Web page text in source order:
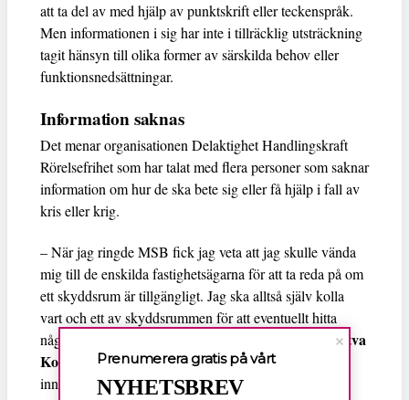
att ta del av med hjälp av punktskrift eller teckenspråk.
Men informationen i sig har inte i tillräcklig utsträckning
tagit hänsyn till olika former av särskilda behov eller
funktionsnedsättningar.
Information saknas
Det menar organisationen Delaktighet Handlingskraft
Rörelsefrihet som har talat med flera personer som saknar
information om hur de ska bete sig eller få hjälp i fall av
kris eller krig.
– När jag ringde MSB fick jag veta att jag skulle vända
mig till de enskilda fastighetsägarna för att ta reda på om
ett skyddsrum är tillgängligt. Jag ska alltså själv kolla
vart och ett av skyddsrummen för att eventuellt hitta
något som jag kan komma in i med rullstol?, säger
Ritva
Korva
i Degerfors som uttrycker besvikelse för
innehållet i broschyren.
Prenumerera gratis på vårt
NYHETSBREV